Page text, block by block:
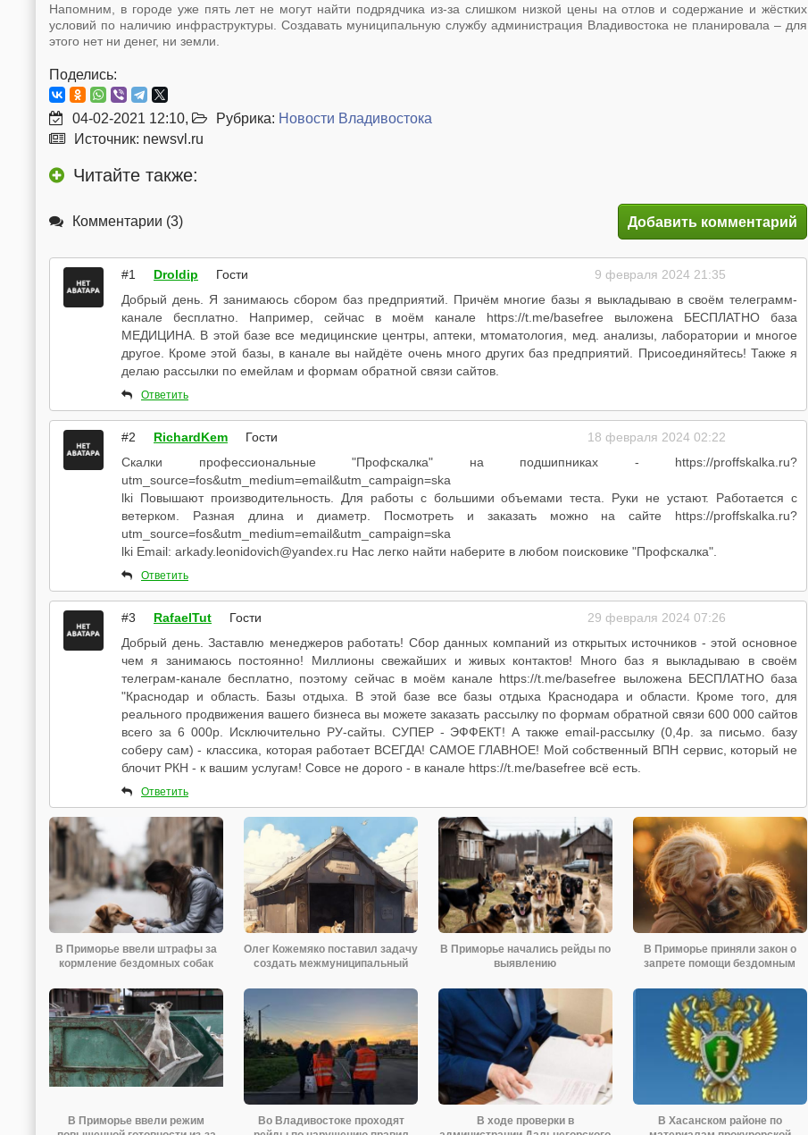
Напомним, в городе уже пять лет не могут найти подрядчика из-за слишком низкой цены на отлов и содержание и жёстких
условий по наличию инфраструктуры. Создавать муниципальную службу администрация Владивостока не планировала – для
этого нет ни денег, ни земли.
Поделись:
04-02-2021 12:10, Рубрика: Новости Владивостока
Источник: newsvl.ru
Читайте также:
Комментарии (3) Добавить комментарий
#1 Droldip Гости
9 февраля 2024 21:35
Добрый день. Я занимаюсь сбором баз предприятий. Причём многие базы я выкладываю в своём телеграмм-
канале бесплатно. Например, сейчас в моём канале https://t.me/basefree выложена БЕСПЛАТНО база
МЕДИЦИНА. В этой базе все медицинские центры, аптеки, мтоматология, мед. анализы, лаборатории и многое
другое. Кроме этой базы, в канале вы найдёте очень много других баз предприятий. Присоединяйтесь! Также я
делаю рассылки по емейлам и формам обратной связи сайтов.
Ответить
#2 RichardKem Гости
18 февраля 2024 02:22
Скалки профессиональные "Профскалка" на подшипниках - https://proffskalka.ru?
utm_source=fos&utm_medium=email&utm_campaign=ska
lki Повышают производительность. Для работы с большими объемами теста. Руки не устают. Работается с
ветерком. Разная длина и диаметр. Посмотреть и заказать можно на сайте https://proffskalka.ru?
utm_source=fos&utm_medium=email&utm_campaign=ska
lki Email: arkady.leonidovich@yandex.ru Нас легко найти наберите в любом поисковике "Профскалка".
Ответить
#3 RafaelTut Гости
29 февраля 2024 07:26
Добрый день. Заставлю менеджеров работать! Сбор данных компаний из открытых источников - этой основное
чем я занимаюсь постоянно! Миллионы свежайших и живых контактов! Много баз я выкладываю в своём
телеграм-канале бесплатно, поэтому сейчас в моём канале https://t.me/basefree выложена БЕСПЛАТНО база
"Краснодар и область. Базы отдыха. В этой базе все базы отдыха Краснодара и области. Кроме того, для
реального продвижения вашего бизнеса вы можете заказать рассылку по формам обратной связи 600 000 сайтов
всего за 6 000р. Исключительно РУ-сайты. СУПЕР - ЭФФЕКТ! А также email-рассылку (0,4р. за письмо. базу
соберу сам) - классика, которая работает ВСЕГДА! САМОЕ ГЛАВНОЕ! Мой собственный ВПН сервис, который не
блочит РКН - к вашим услугам! Совсе не дорого - в канале https://t.me/basefree всё есть.
Ответить
В Приморье ввели штрафы за
кормление бездомных собак
Олег Кожемяко поставил задачу
создать межмуниципальный
В Приморье начались рейды по
выявлению
В Приморье приняли закон о
запрете помощи бездомным
В Приморье ввели режим
Во Владивостоке проходят
В ходе проверки в
В Хасанском районе по